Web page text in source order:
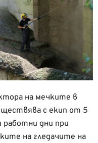
на мечките в
с екип от 5
дни при
на гледачите на